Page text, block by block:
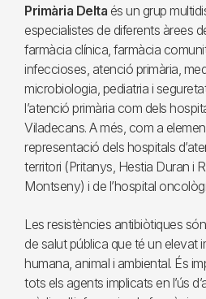
Primària Delta és un grup
especialistes de diferents àrees
farmàcia clínica, farmàcia
infeccioses, atenció primària,
microbiologia, pediatria i
l’atenció primària com dels
Viladecans. A més, com a
representació dels hospitals
territori (Pritanys, Hestia Duran i
Montseny) i de l’hospital
Les resistències antibiòtiques
de salut pública que té un elevat
humana, animal i ambiental. És
tots els agents implicats en l’ús